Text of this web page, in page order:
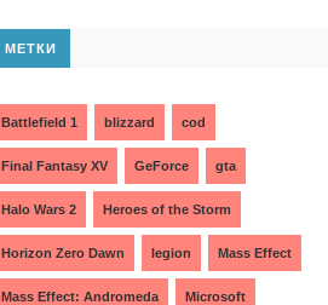
МЕТКИ
Battlefield 1 blizzard cod
Final Fantasy XV GeForce gta
Halo Wars 2 Heroes of the Storm
Horizon Zero Dawn legion Mass Effect
Mass Effect: Andromeda Microsoft